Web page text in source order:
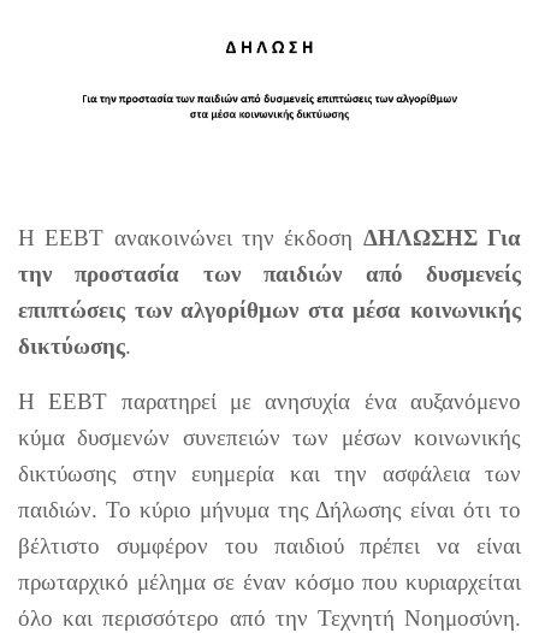
Η ΕΕΒΤ ανακοινώνει την έκδοση ΔΗΛΩΣΗΣ Για
την προστασία των παιδιών από δυσμενείς
επιπτώσεις των αλγορίθμων στα μέσα κοινωνικής
δικτύωσης.
Η ΕΕΒΤ παρατηρεί με ανησυχία ένα αυξανόμενο
κύμα δυσμενών συνεπειών των μέσων κοινωνικής
δικτύωσης στην ευημερία και την ασφάλεια των
παιδιών. Το κύριο μήνυμα της Δήλωσης είναι ότι το
βέλτιστο συμφέρον του παιδιού πρέπει να είναι
πρωταρχικό μέλημα σε έναν κόσμο που κυριαρχείται
όλο και περισσότερο από την Τεχνητή Νοημοσύνη.